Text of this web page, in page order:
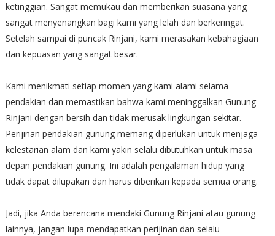
ketinggian. Sangat memukau dan memberikan suasana yang
sangat menyenangkan bagi kami yang lelah dan berkeringat.
Setelah sampai di puncak Rinjani, kami merasakan kebahagiaan
dan kepuasan yang sangat besar.
Kami menikmati setiap momen yang kami alami selama
pendakian dan memastikan bahwa kami meninggalkan Gunung
Rinjani dengan bersih dan tidak merusak lingkungan sekitar.
Perijinan pendakian gunung memang diperlukan untuk menjaga
kelestarian alam dan kami yakin selalu dibutuhkan untuk masa
depan pendakian gunung. Ini adalah pengalaman hidup yang
tidak dapat dilupakan dan harus diberikan kepada semua orang.
Jadi, jika Anda berencana mendaki Gunung Rinjani atau gunung
lainnya, jangan lupa mendapatkan perijinan dan selalu